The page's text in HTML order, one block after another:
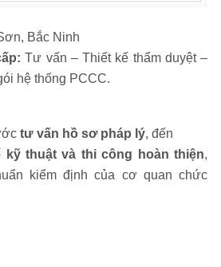
Bắc Ninh
Tư vấn – Thiết kế thẩm duyệt –
hệ thống PCCC.
tư vấn hồ sơ pháp lý, đến
kỹ thuật và thi công hoàn thiện,
kiểm định của cơ quan chức